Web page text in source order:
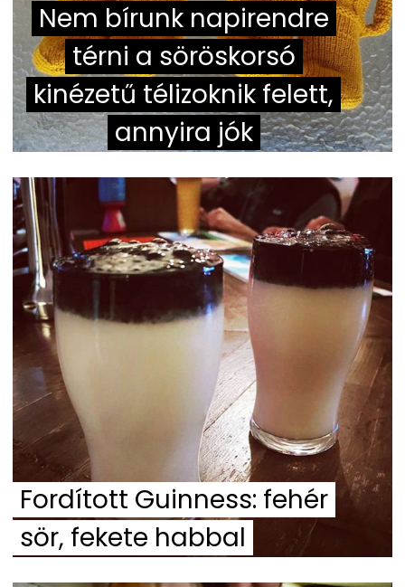
Nem bírunk napirendre
térni a söröskorsó
kinézetű télizoknik felett,
annyira jók
Fordított Guinness: fehér
sör, fekete habbal